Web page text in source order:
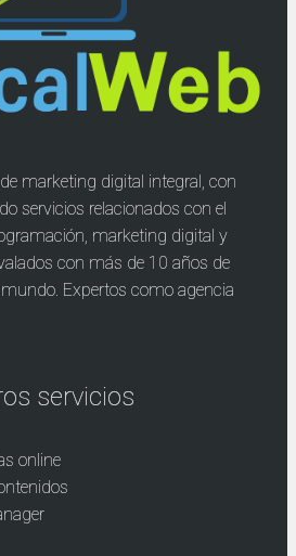
marketing digital integral, con
servicios relacionados con el
marketing digital y
con más de 10 años de
Expertos como agencia
servicios
online